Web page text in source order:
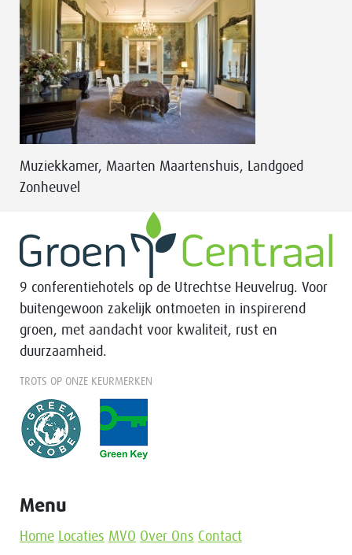
Muziekkamer, Maarten Maartenshuis, Landgoed
Zonheuvel
9 conferentiehotels op de Utrechtse Heuvelrug. Voor
buitengewoon zakelijk ontmoeten in inspirerend
groen, met aandacht voor kwaliteit, rust en
duurzaamheid.
TROTS OP ONZE KEURMERKEN
Menu
Home Locaties MVO Over Ons Contact